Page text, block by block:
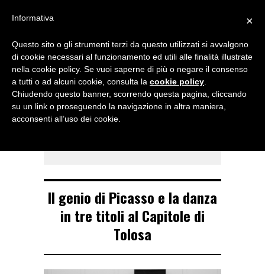
NOTIZIE DI DANZA IN ITALIA E ALL’ESTERO, PER DANZATORI,
TAG ARCHIVE
Ballet du Capitole
Il genio di Picasso e la danza
in tre titoli al Capitole di
Tolosa
×
Informativa
Questo sito o gli strumenti terzi da questo utilizzati si avvalgono
di cookie necessari al funzionamento ed utili alle finalità illustrate
nella cookie policy. Se vuoi saperne di più o negare il consenso
a tutti o ad alcuni cookie, consulta la cookie policy
Chiudendo questo banner, scorrendo questa pagina, cliccando
su un link o proseguendo la navigazione in altra maniera,
acconsenti all’uso dei cookie.